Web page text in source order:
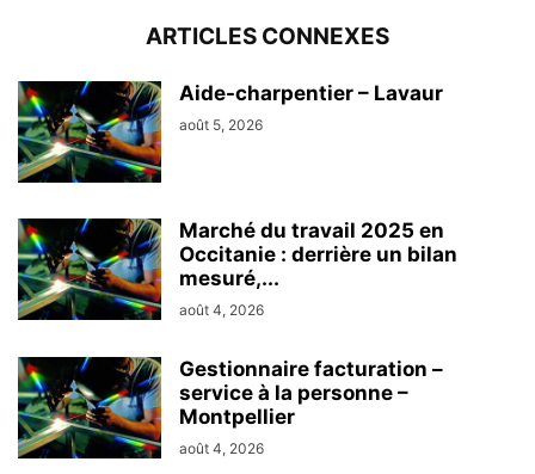
ARTICLES CONNEXES
Aide-charpentier – Lavaur
août 5, 2026
Marché du travail 2025 en
Occitanie : derrière un bilan
mesuré,...
août 4, 2026
Gestionnaire facturation –
service à la personne –
Montpellier
août 4, 2026